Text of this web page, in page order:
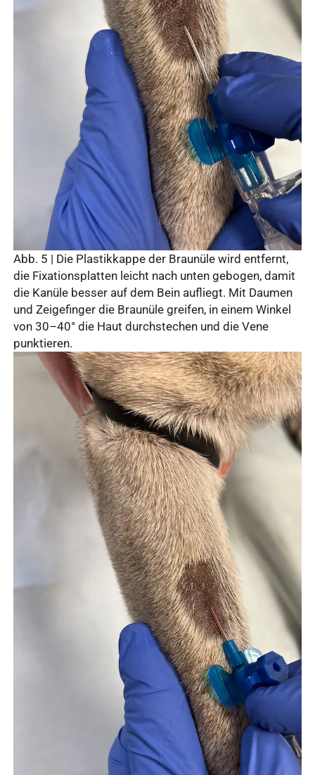
Abb. 5 | Die Plastikkappe der Braunüle wird entfernt,
die Fixationsplatten leicht nach unten gebogen, damit
die Kanüle besser auf dem Bein aufliegt. Mit Daumen
und Zeigefinger die Braunüle greifen, in einem Winkel
von 30–40° die Haut durchstechen und die Vene
punktieren.